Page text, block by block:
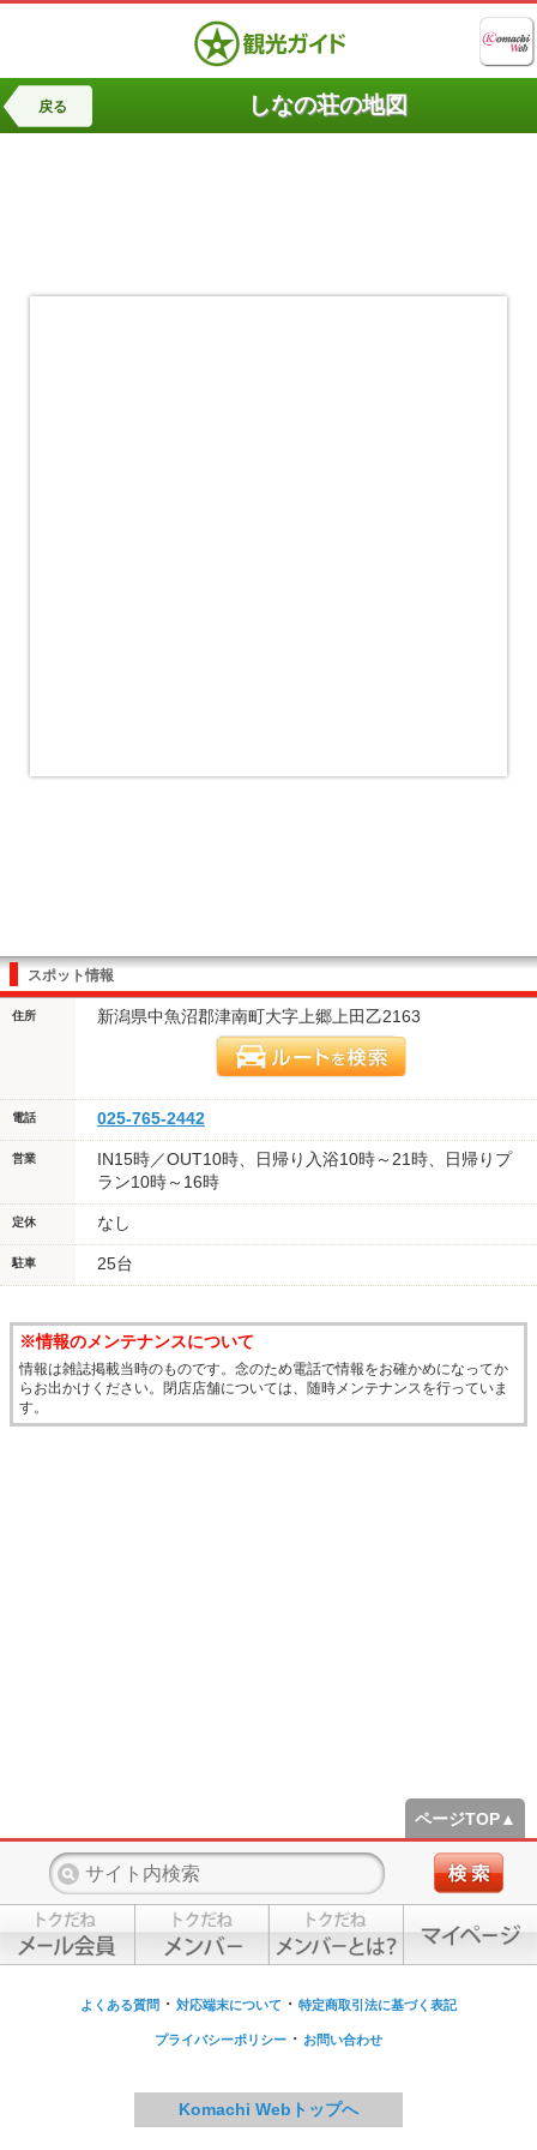
戻る しなの荘の地図
スポット情報
住所 新潟県中魚沼郡津南町大字上郷上田乙2163
電話 025-765-2442
営業
IN15時／OUT10時、日帰り入浴10時～21時、日帰りプ
ラン10時～16時
定休 なし
駐車 25台
※情報のメンテナンスについて
情報は雑誌掲載当時のものです。念のため電話で情報をお確かめになってか
らお出かけください。閉店店舗については、随時メンテナンスを行っていま
す。
ページTOP▲
よくある質問 ・ 対応端末について ・ 特定商取引法に基づく表記
プライバシーポリシー ・ お問い合わせ
Komachi Webトップへ